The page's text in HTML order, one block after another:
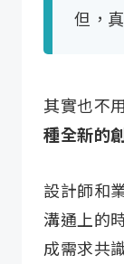
但，
其實也不
種全新的
設計師和
溝通上的
成需求共